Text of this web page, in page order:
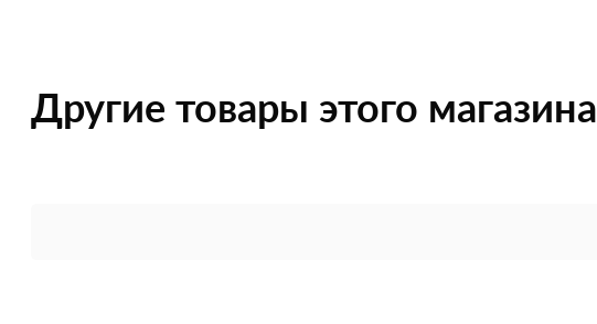
Другие товары этого магазина